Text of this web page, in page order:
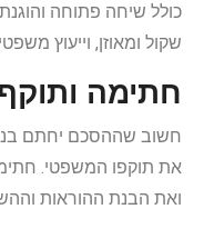
כולל שיחה פתוחה
שקול ומאוזן, וייעוץ
חתימה
חשוב שההסכם יחתם
את תוקפו המשפטי.
ואת הבנת ההוראות